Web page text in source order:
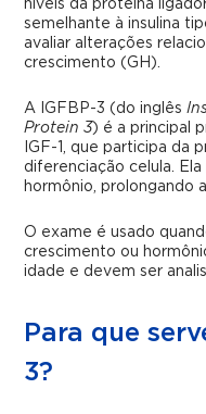
níveis da proteína
semelhante à insulina
avaliar alterações
crescimento (GH).
A IGFBP-3 (do inglês
Protein 3) é a principal
IGF-1, que participa da
diferenciação celula.
hormônio, prolongando
O exame é usado
crescimento ou
idade e devem ser
Para que
3?